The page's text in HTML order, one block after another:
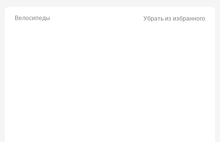
Велосипеды Убрать из избранного